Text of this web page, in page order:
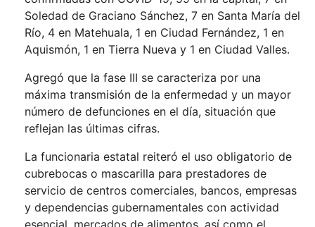
Soledad de Graciano Sánchez, 7 en Santa María del
Río, 4 en Matehuala, 1 en Ciudad Fernández, 1 en
Aquismón, 1 en Tierra Nueva y 1 en Ciudad Valles.
Agregó que la fase III se caracteriza por una
máxima transmisión de la enfermedad y un mayor
número de defunciones en el día, situación que
reflejan las últimas cifras.
La funcionaria estatal reiteró el uso obligatorio de
cubrebocas o mascarilla para prestadores de
servicio de centros comerciales, bancos, empresas
y dependencias gubernamentales con actividad
esencial, mercados de alimentos, así como el